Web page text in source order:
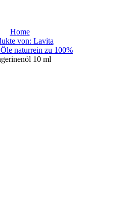
Home
von: Lavita
naturrein zu 100%
10 ml